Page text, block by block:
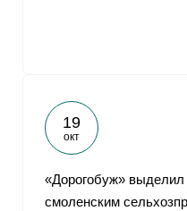
19
окт
«Дорогобуж» выделил
смоленским